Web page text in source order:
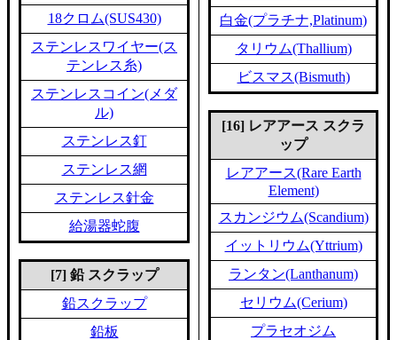
18クロム(SUS430)
ステンレスワイヤー(ス
テンレス糸)
ステンレスコイン(メダ
ル)
ステンレス釘
ステンレス網
ステンレス針金
給湯器蛇腹
[7] 鉛 スクラップ
鉛スクラップ
鉛板
白金(プラチナ,Platinum)
タリウム(Thallium)
ビスマス(Bismuth)
[16] レアアース スクラ
ップ
レアアース(Rare Earth
Element)
スカンジウム(Scandium)
イットリウム(Yttrium)
ランタン(Lanthanum)
セリウム(Cerium)
プラセオジム